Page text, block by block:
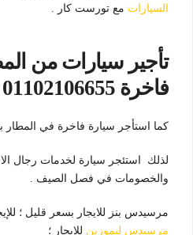
السيارات مع تورست كار .
تأجير سيارات من
فاخرة 01102106655
كما استأجر سيارة فاخرة في المطار
لذلك استئجر سيارة لخدمات رجال
والخصومات في فصل الصيف .
مرسيدس بنز للايجار بسعر قليل ؛
مرسيدس ليموزين للايجار ؛